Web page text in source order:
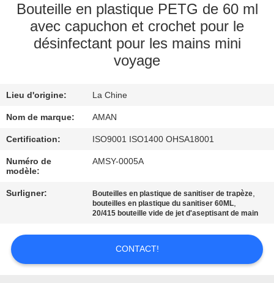
PROPOS
VISITE
DE
L'USINE
CONTRÔLE
CONTACTEZ-
Bouteille en plastique PETG de 60 ml
avec capuchon et crochet pour le
désinfectant pour les mains mini
voyage
Lieu d'origine: La Chine
Nom de marque: AMAN
Certification: ISO9001 ISO1400 OHSA18001
Numéro de
modèle:
AMSY-0005A
Surligner: Bouteilles en plastique de sanitiser de trapèze,
bouteilles en plastique du sanitiser 60ML,
20/415 bouteille vide de jet d'aseptisant de main
CONTACT!